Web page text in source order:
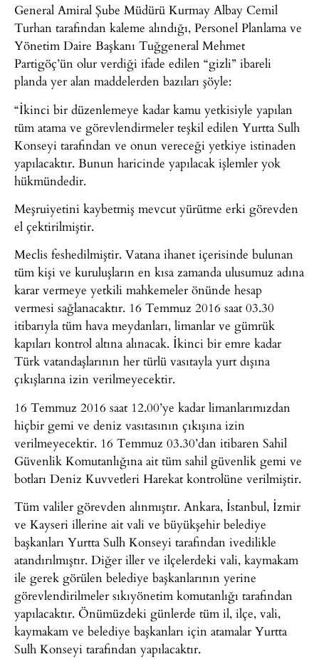
General Amiral Şube Müdürü Kurmay Albay Cemil
Turhan tarafından kaleme alındığı, Personel Planlama ve
Yönetim Daire Başkanı Tuğgeneral Mehmet
Partigöç’ün olur verdiği ifade edilen “gizli” ibareli
planda yer alan maddelerden bazıları şöyle:
“İkinci bir düzenlemeye kadar kamu yetkisiyle yapılan
tüm atama ve görevlendirmeler teşkil edilen Yurtta Sulh
Konseyi tarafından ve onun vereceği yetkiye istinaden
yapılacaktır. Bunun haricinde yapılacak işlemler yok
hükmündedir.
Meşruiyetini kaybetmiş mevcut yürütme erki görevden
el çektirilmiştir.
Meclis feshedilmiştir. Vatana ihanet içerisinde bulunan
tüm kişi ve kuruluşların en kısa zamanda ulusumuz adına
karar vermeye yetkili mahkemeler önünde hesap
vermesi sağlanacaktır. 16 Temmuz 2016 saat 03.30
itibarıyla tüm hava meydanları, limanlar ve gümrük
kapıları kontrol altına alınacak. İkinci bir emre kadar
Türk vatandaşlarının her türlü vasıtayla yurt dışına
çıkışlarına izin verilmeyecektir.
16 Temmuz 2016 saat 12.00’ye kadar limanlarımızdan
hiçbir gemi ve deniz vasıtasının çıkışına izin
verilmeyecektir. 16 Temmuz 03.30’dan itibaren Sahil
Güvenlik Komutanlığına ait tüm sahil güvenlik gemi ve
botları Deniz Kuvvetleri Harekat kontrolüne verilmiştir.
Tüm valiler görevden alınmıştır. Ankara, İstanbul, İzmir
ve Kayseri illerine ait vali ve büyükşehir belediye
başkanları Yurtta Sulh Konseyi tarafından ivedilikle
atandırılmıştır. Diğer iller ve ilçelerdeki vali, kaymakam
ile gerek görülen belediye başkanlarının yerine
görevlendirilmeler sıkıyönetim komutanlığı tarafından
yapılacaktır. Önümüzdeki günlerde tüm il, ilçe, vali,
kaymakam ve belediye başkanları için atamalar Yurtta
Sulh Konseyi tarafından yapılacaktır.